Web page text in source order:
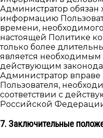
Администратор обязан
информацию
времени,
настоящей Политике
только более
является необходимым
действующим
Администратор вправе
Пользователя,
соответствии с
Российской
7. Заключительные